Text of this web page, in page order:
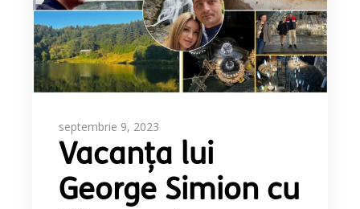
septembrie 9, 2023
Vacanța lui
George Simion cu